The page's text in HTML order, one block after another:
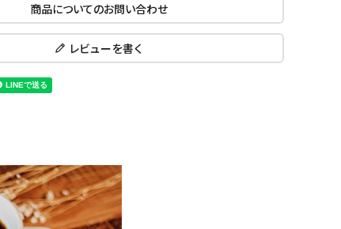
商品についてのお問い合わせ
レビューを書く